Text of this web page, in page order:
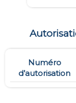
Numéro
d’autorisation